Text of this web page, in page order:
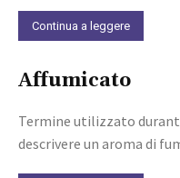
Continua a leggere
Affumicato
Termine utilizzato
descrivere un aroma di